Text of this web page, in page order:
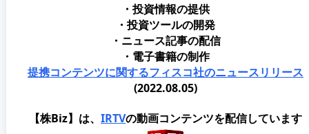
・投資情報の提供
・投資ツールの開発
・ニュース記事の配信
・電子書籍の制作
提携コンテンツに関するフィスコ社のニュースリリース
(2022.08.05)
【株Biz】は、 IRTVの動画コンテンツを配信しています